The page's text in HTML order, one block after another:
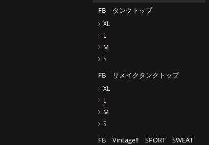
FB タンクトップ
XL
L
M
S
FB リメイクタンクトップ
XL
L
M
S
FB Vintage!! SPORT SWEAT